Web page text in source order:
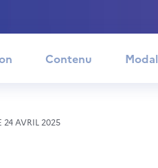
Contenu
24 AVRIL 2025